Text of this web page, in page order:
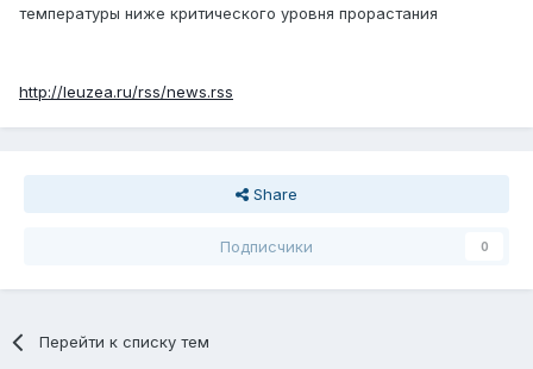
температуры ниже критического уровня прорастания
http://leuzea.ru/rss/news.rss
Share
Подписчики 0
Перейти к списку тем